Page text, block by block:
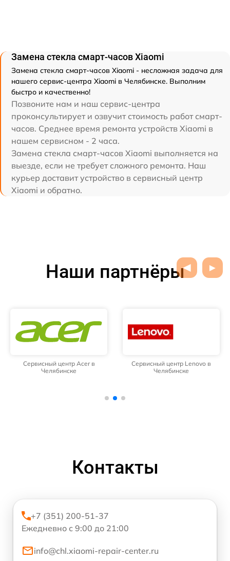
Замена стекла смарт-часов Xiaomi
Замена стекла смарт-часов Xiaomi - несложная задача для
нашего сервис-центра Xiaomi в Челябинске. Выполним
быстро и качественно!
Позвоните нам и наш сервис-центра
проконсультирует и озвучит стоимость работ смарт-
часов. Среднее время ремонта устройств Xiaomi в
нашем сервисном - 2 часа.
Замена стекла смарт-часов Xiaomi выполняется на
выезде, если не требует сложного ремонта. Наш
курьер доставит устройство в сервисный центр
Xiaomi и обратно.
Наши партнёры
Сервисный центр Acer в
Челябинске
Сервисный центр Lenovo в
Челябинске
Контакты
+7 (351) 200-51-37
Ежедневно с 9:00 до 21:00
info@chl.xiaomi-repair-center.ru